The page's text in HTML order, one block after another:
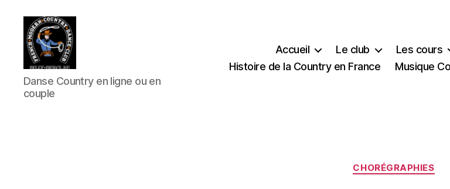
Club
Country
FMCDC
Danse Country en ligne ou en
couple
Accueil Le club Les cours
Histoire de la Country en France
Musique
Catégories
CHORÉGRAPHIES